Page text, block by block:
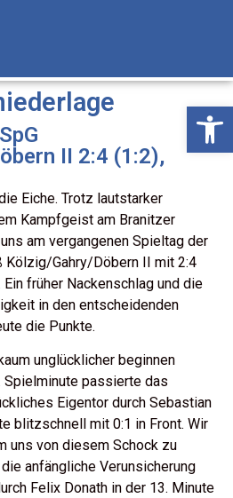
II 2:4 (1:2),
Eiche. Trotz lautstarker
Kampfgeist am Branitzer
am vergangenen Spieltag der
Kölzig/Gahry/Döbern II mit 2:4
früher Nackenschlag und die
in den entscheidenden
die Punkte.
unglücklicher beginnen
Spielminute passierte das
Eigentor durch Sebastian
blitzschnell mit 0:1 in Front. Wir
uns von diesem Schock zu
anfängliche Verunsicherung
Felix Donath in der 13. Minute